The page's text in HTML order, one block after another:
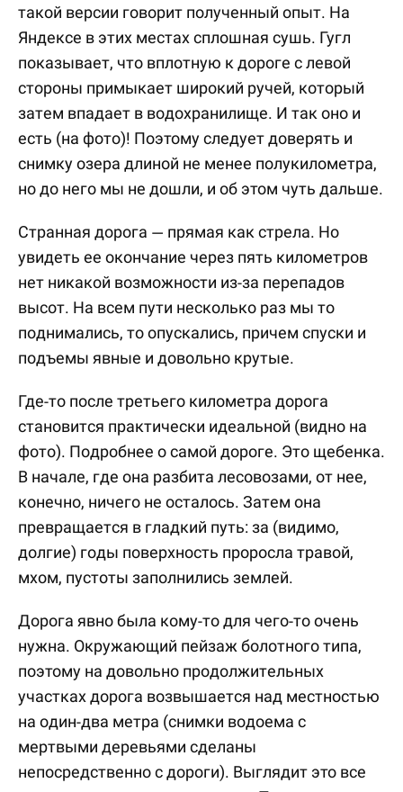
такой версии говорит полученный опыт. На
Яндексе в этих местах сплошная сушь. Гугл
показывает, что вплотную к дороге с левой
стороны примыкает широкий ручей, который
затем впадает в водохранилище. И так оно и
есть (на фото)! Поэтому следует доверять и
снимку озера длиной не менее полукилометра,
но до него мы не дошли, и об этом чуть дальше.
Странная дорога — прямая как стрела. Но
увидеть ее окончание через пять километров
нет никакой возможности из-за перепадов
высот. На всем пути несколько раз мы то
поднимались, то опускались, причем спуски и
подъемы явные и довольно крутые.
Где-то после третьего километра дорога
становится практически идеальной (видно на
фото). Подробнее о самой дороге. Это щебенка.
В начале, где она разбита лесовозами, от нее,
конечно, ничего не осталось. Затем она
превращается в гладкий путь: за (видимо,
долгие) годы поверхность проросла травой,
мхом, пустоты заполнились землей.
Дорога явно была кому-то для чего-то очень
нужна. Окружающий пейзаж болотного типа,
поэтому на довольно продолжительных
участках дорога возвышается над местностью
на один-два метра (снимки водоема с
мертвыми деревьями сделаны
непосредственно с дороги). Выглядит это все